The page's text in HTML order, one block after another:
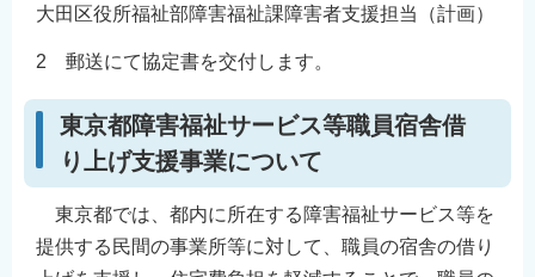
大田区役所福祉部障害福祉課障害者支援担当（計画）
2 郵送にて協定書を交付します。
東京都障害福祉サービス等職員宿舎借
り上げ支援事業について
東京都では、都内に所在する障害福祉サービス等を
提供する民間の事業所等に対して、職員の宿舎の借り